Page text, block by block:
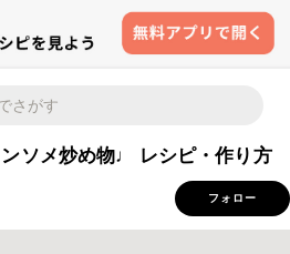
ソメ炒め物♩ レシピ・作り方
フォロー